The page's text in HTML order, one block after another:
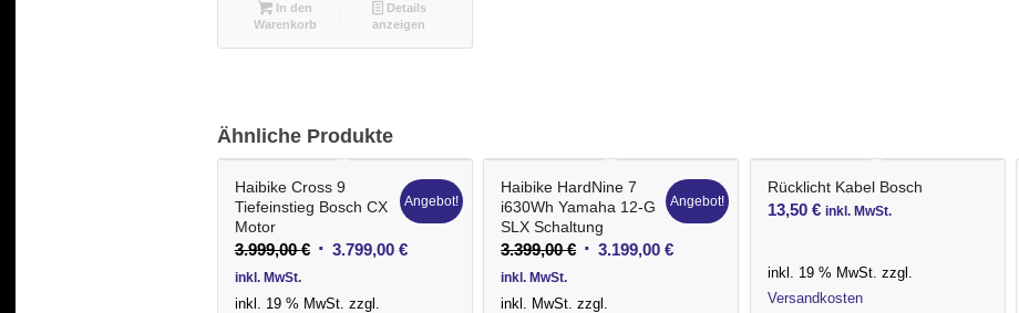
In den
Warenkorb
Details
anzeigen
Ähnliche Produkte
Haibike Cross 9
Tiefeinstieg Bosch CX
Motor
3.999,00€ Ursprünglicher
war:
3.799,00 €Aktueller
inkl. MwSt.
Angebot!
inkl. 19 % MwSt. zzgl.
Haibike HardNine 7
i630Wh Yamaha 12-G
SLX Schaltung
3.399,00€ Ursprünglicher
war:
3.199,00€Aktueller
inkl. MwSt.
Angebot!
inkl. MwSt. zzgl.
Rücklicht Kabel Bosch
13,50 € inkl. MwSt.
inkl. 19 % MwSt. zzgl.
Versandkosten